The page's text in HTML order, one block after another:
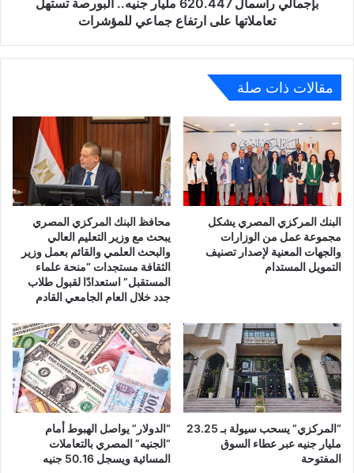
بإجمالي رأسمال 620.447 مليار جنيه.. البورصة تستهل
تعاملاتها على ارتفاع جماعي للمؤشرات
مقالات ذات صلة
البنك المركزي المصري يشكل
مجموعة عمل من الوزارات
والجهات المعنية لإصدار تصنيف
التمويل المستدام
محافظ البنك المركزي المصري
يبحث مع وزير التعليم العالي
والبحث العلمي والقائم بعمل وزير
الثقافة مستجدات “منحة علماء
المستقبل” استعدادًا لقبول طلاب
جدد خلال العام الجامعي القادم
“المركزي” يسحب سيولة بـ 23.25
مليار جنيه عبر عطاء السوق
المفتوحة
“الدولار” يواصل الهبوط أمام
“الجنيه” المصري بالتعاملات
المسائية ويسجل 50.16 جنيه